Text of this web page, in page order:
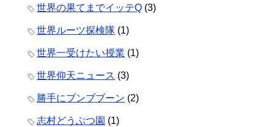
世界の果てまでイッテQ (3)
世界ルーツ探検隊 (1)
世界一受けたい授業 (1)
世界仰天ニュース (3)
勝手にブンブブーン (2)
志村どうぶつ園 (1)